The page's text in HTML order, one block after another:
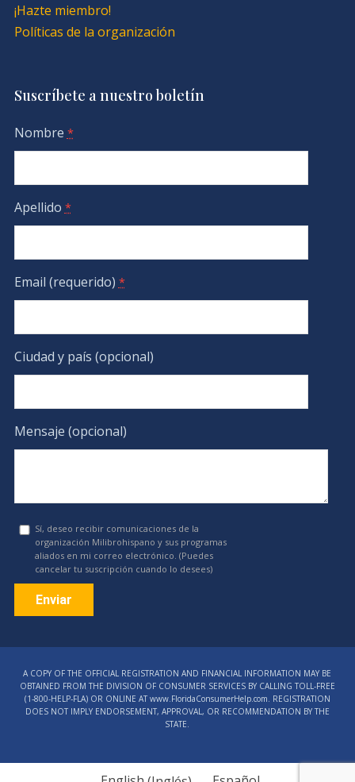
¡Hazte miembro!
Políticas de la organización
Suscríbete a nuestro boletín
Nombre *
Apellido *
Email (requerido) *
Ciudad y país (opcional)
Mensaje (opcional)
Sí, deseo recibir comunicaciones de la
organización Milibrohispano y sus programas
aliados en mi correo electrónico. (Puedes
cancelar tu suscripción cuando lo desees)
Use.
Please
leave
A COPY OF THE OFFICIAL REGISTRATION AND FINANCIAL INFORMATION MAY BE
OBTAINED FROM THE DIVISION OF CONSUMER SERVICES BY CALLING TOLL-FREE
(1‑800‑HELP‑FLA) OR ONLINE AT www.FloridaConsumerHelp.com. REGISTRATION
DOES NOT IMPLY ENDORSEMENT, APPROVAL, OR RECOMMENDATION BY THE
STATE.